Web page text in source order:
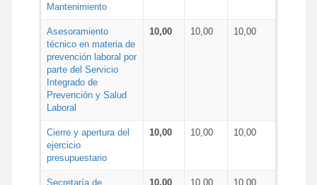
Mantenimiento
Asesoramiento
técnico en materia de
prevención laboral por
parte del Servicio
Integrado de
Prevención y Salud
Laboral
10,00 10,00 10,00
Cierre y apertura del
ejercicio
presupuestario
10,00 10,00 10,00
Secretaría de
10,00 10,00 10,00